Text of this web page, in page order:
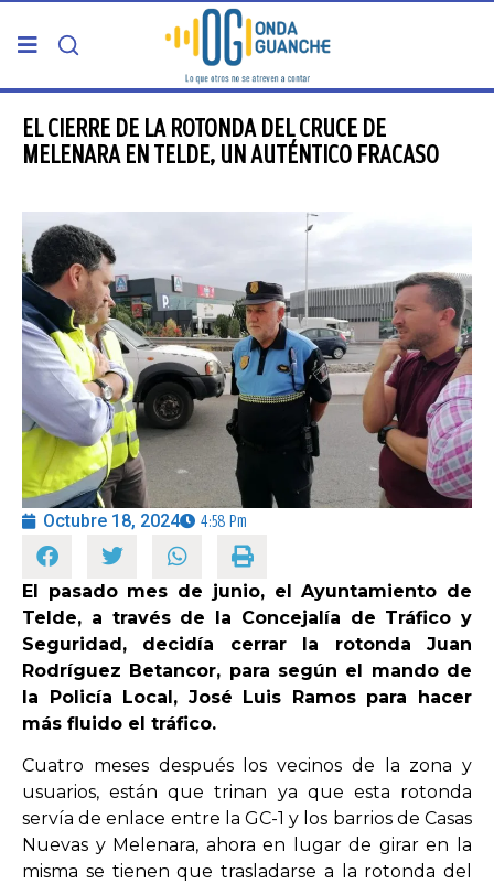
PORTADA
GRAN CANARIA
CANARIAS
5ª COLUMNA
CARTAS DEL DIRECTOR
ENTREVISTAS
OPINIÓN
PROGRAMAS
EL CIERRE DE LA ROTONDA DEL CRUCE DE
MELENARA EN TELDE, UN AUTÉNTICO FRACASO
Octubre 18, 2024 4:58 Pm
El pasado mes de junio, el Ayuntamiento de
Telde, a través de la Concejalía de Tráfico y
Seguridad, decidía cerrar la rotonda Juan
Rodríguez Betancor, para según el mando de
la Policía Local, José Luis Ramos para hacer
más fluido el tráfico.
Cuatro meses después los vecinos de la zona y
usuarios, están que trinan ya que esta rotonda
servía de enlace entre la GC-1 y los barrios de Casas
Nuevas y Melenara, ahora en lugar de girar en la
misma se tienen que trasladarse a la rotonda del